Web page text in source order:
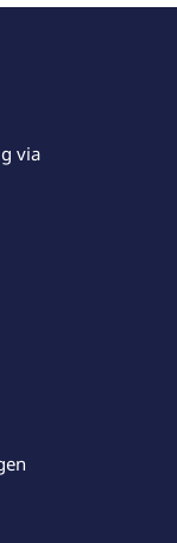
via